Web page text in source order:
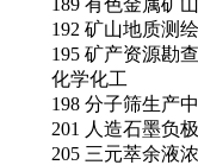
192 矿山地质测
195 矿产资源勘
化学化工
198 分子筛生产
201 人造石墨负
205 三元萃余液